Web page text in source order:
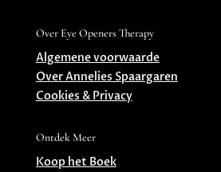
Over Eye Openers Therapy
Algemene voorwaarde
Over Annelies Spaargaren
Cookies & Privacy
Ontdek Meer
Koop het Boek